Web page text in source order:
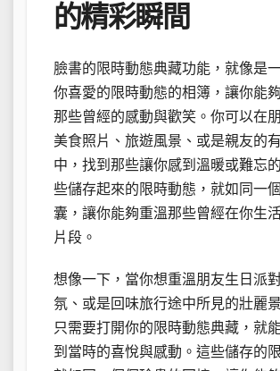
的精彩瞬間
臉書的限時動態典藏功能，就像是
你喜愛的限時動態的相簿，讓你能
那些曾經的感動與歡笑。你可以在
美食照片、旅遊風景、或是親友的
中，找到那些讓你感到溫暖或難忘
些儲存起來的限時動態，就如同一
囊，讓你能夠重溫那些曾經在你生
片段。
想像一下，當你想重溫朋友生日派
氛、或是回味旅行途中所見的壯麗
只需要打開你的限時動態典藏，就
到當時的喜悅與感動。這些儲存的